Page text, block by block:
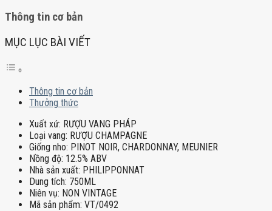
Thông tin cơ bản
MỤC LỤC BÀI VIẾT
Thông tin cơ bản
Thưởng thức
Xuất xứ: RƯỢU VANG PHÁP
Loại vang: RƯỢU CHAMPAGNE
Giống nho: PINOT NOIR, CHARDONNAY, MEUNIER
Nồng độ: 12.5% ABV
Nhà sản xuất: PHILIPPONNAT
Dung tích: 750ML
Niên vụ: NON VINTAGE
Mã sản phẩm: VT/0492